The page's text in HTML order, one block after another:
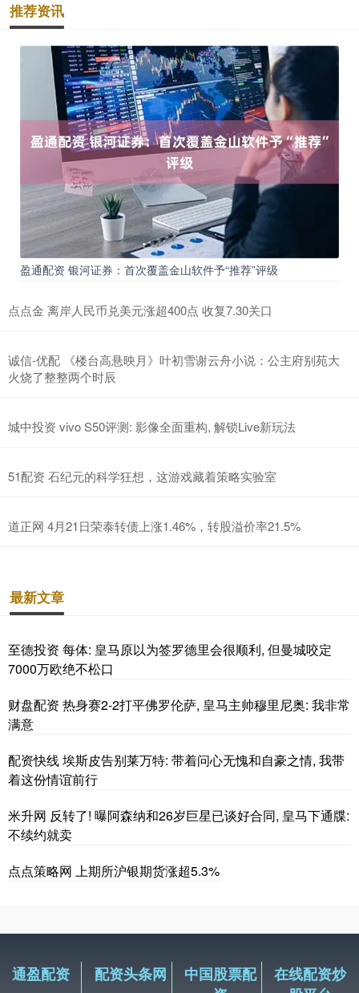
推荐资讯
盈通配资 银河证券：首次覆盖金山软件予“推荐”评级
点点金 离岸人民币兑美元涨超400点 收复7.30关口
诚信-优配 《楼台高悬映月》叶初雪谢云舟小说：公主府别苑大
火烧了整整两个时辰
城中投资 vivo S50评测: 影像全面重构, 解锁Live新玩法
51配资 石纪元的科学狂想，这游戏藏着策略实验室
道正网 4月21日荣泰转债上涨1.46%，转股溢价率21.5%
最新文章
至德投资 每体: 皇马原以为签罗德里会很顺利, 但曼城咬定
7000万欧绝不松口
财盘配资 热身赛2-2打平佛罗伦萨, 皇马主帅穆里尼奥: 我非常
满意
配资快线 埃斯皮告别莱万特: 带着问心无愧和自豪之情, 我带
着这份情谊前行
米升网 反转了! 曝阿森纳和26岁巨星已谈好合同, 皇马下通牒:
不续约就卖
点点策略网 上期所沪银期货涨超5.3%
通盈配资 配资头条网
中国股票配
在线配资炒